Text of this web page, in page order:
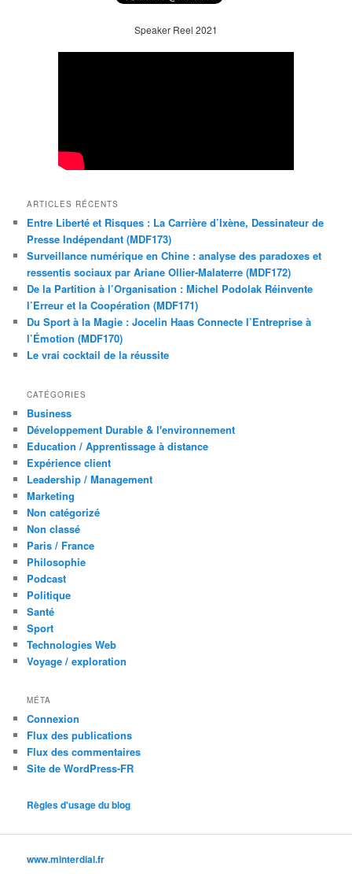
Speaker Reel 2021
ARTICLES RÉCENTS
Entre Liberté et Risques : La Carrière d’Ixène, Dessinateur de
Presse Indépendant (MDF173)
Surveillance numérique en Chine : analyse des paradoxes et
ressentis sociaux par Ariane Ollier-Malaterre (MDF172)
De la Partition à l’Organisation : Michel Podolak Réinvente
l’Erreur et la Coopération (MDF171)
Du Sport à la Magie : Jocelin Haas Connecte l’Entreprise à
l’Émotion (MDF170)
Le vrai cocktail de la réussite
CATÉGORIES
Business
Développement Durable & l'environnement
Education / Apprentissage à distance
Expérience client
Leadership / Management
Marketing
Non catégorizé
Non classé
Paris / France
Philosophie
Podcast
Politique
Santé
Sport
Technologies Web
Voyage / exploration
MÉTA
Connexion
Flux des publications
Flux des commentaires
Site de WordPress-FR
Règles d'usage du blog
www.minterdial.fr